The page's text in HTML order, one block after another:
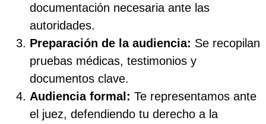
documentación necesaria ante las
autoridades.
Preparación de la audiencia: Se recopilan
pruebas médicas, testimonios y
documentos clave.
Audiencia formal: Te representamos ante
el juez, defendiendo tu derecho a la